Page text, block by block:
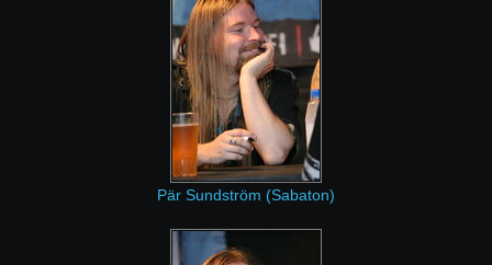
Pär Sundström (Sabaton)